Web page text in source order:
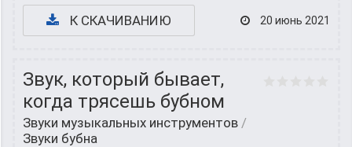
К СКАЧИВАНИЮ 20 июнь 2021
Звук, который бывает,
когда трясешь бубном
Звуки музыкальных инструментов /
Звуки бубна